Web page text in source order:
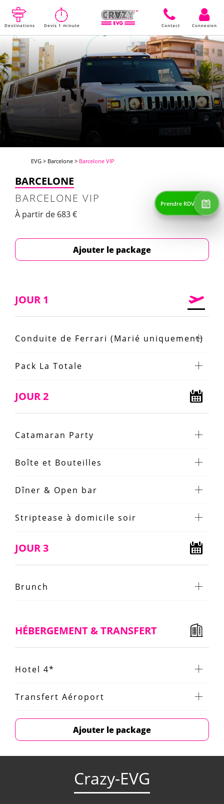
Destinations Devis 1 minute Contact Connexion
EVG > Barcelone > Barcelone VIP
BARCELONE
BARCELONE VIP
À partir de 683 €
Ajouter le package
JOUR 1
Conduite de Ferrari (Marié uniquement)
Pack La Totale
JOUR 2
Catamaran Party
Boîte et Bouteilles
Dîner & Open bar
Striptease à domicile soir
JOUR 3
Brunch
HÉBERGEMENT & TRANSFERT
Hotel 4*
Transfert Aéroport
Ajouter le package
Crazy-EVG
Prendre RDV